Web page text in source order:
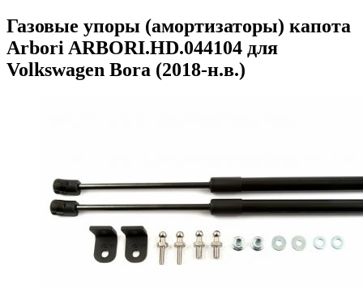
Газовые упоры (амортизаторы) капота
Arbori ARBORI.HD.044104 для
Volkswagen Bora (2018-н.в.)